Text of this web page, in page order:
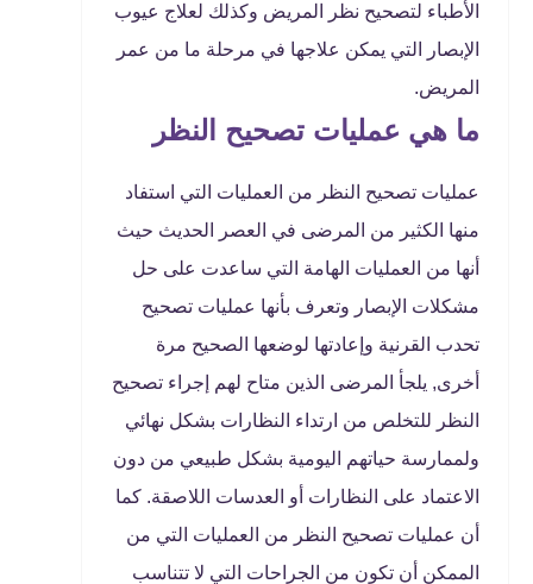
الأطباء لتصحيح نظر المريض وكذلك لعلاج عيوب
الإبصار التي يمكن علاجها في مرحلة ما من عمر
المريض.
ما هي عمليات تصحيح النظر
عمليات تصحيح النظر من العمليات التي استفاد
منها الكثير من المرضى في العصر الحديث حيث
أنها من العمليات الهامة التي ساعدت على حل
مشكلات الإبصار وتعرف بأنها عمليات تصحيح
تحدب القرنية وإعادتها لوضعها الصحيح مرة
أخرى, يلجأ المرضى الذين متاح لهم إجراء تصحيح
النظر للتخلص من ارتداء النظارات بشكل نهائي
ولممارسة حياتهم اليومية بشكل طبيعي من دون
الاعتماد على النظارات أو العدسات اللاصقة. كما
أن عمليات تصحيح النظر من العمليات التي من
الممكن أن تكون من الجراحات التي لا تتناسب